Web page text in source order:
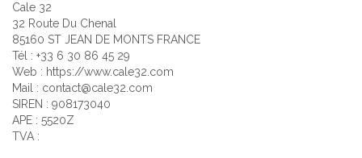
Cale 32
32 Route Du Chenal
85160 ST JEAN DE MONTS FRANCE
Tél : +33 6 30 86 45 29
Web : https://www.cale32.com
Mail : contact@cale32.com
SIREN : 908173040
APE : 5520Z
TVA :